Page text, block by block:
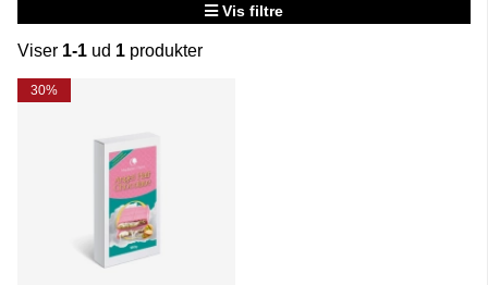
Vis filtre
Viser 1-1 ud 1 produkter
Produkter
30%